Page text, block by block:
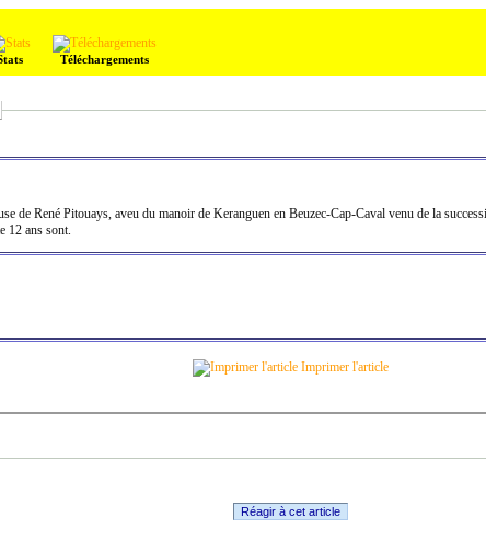
Téléchargements
de René Pitouays, aveu du manoir de Keranguen en Beuzec-Cap-Caval venu de la
12 ans sont.
Imprimer l'article
Réagir à cet article